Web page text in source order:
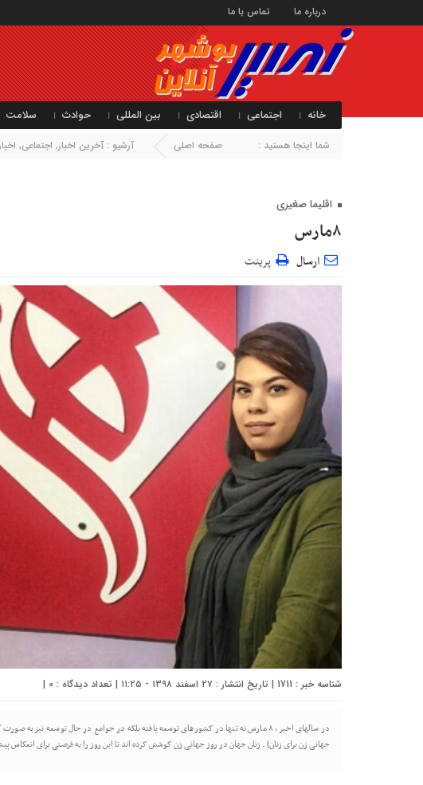
درباره ما تماس با ما
خانه اجتماعی اقتصادی بین المللی حوادث سلامت
شما اینجا هستید : صفحه اصلی آرشیو : آخرین اخبار, اجتماعی,
اقلیما صغیری
۸مارس
ارسال پرینت
شناسه خبر : 1711 | تاریخ انتشار : ۲۷ اسفند ۱۳۹۸ - ۱۱:۲۵ | تعداد دیدگاه : 0
|
در سالهای اخیر ، ۸ مارس نه تنها در کشورهای توسعه یافته بلکه در جوامع در حال توسعه نیز
جهانی زن برای زنان) . زنان جهان در روز جهانی زن کوشش کرده اند تا این روز را به فرصتی برای انعکاس